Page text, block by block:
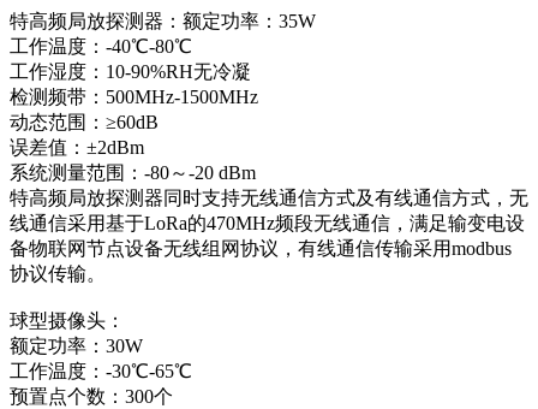
特高频局放探测器：额定功率：35W
工作温度：-40℃-80℃
工作湿度：10-90%RH无冷凝
检测频带：500MHz-1500MHz
动态范围：≥60dB
误差值：±2dBm
系统测量范围：-80～-20 dBm
特高频局放探测器同时支持无线通信方式及有线通信方式，无
线通信采用基于LoRa的470MHz频段无线通信，满足输变电设
备物联网节点设备无线组网协议，有线通信传输采用modbus
协议传输。
球型摄像头：
额定功率：30W
工作温度：-30℃-65℃
预置点个数：300个